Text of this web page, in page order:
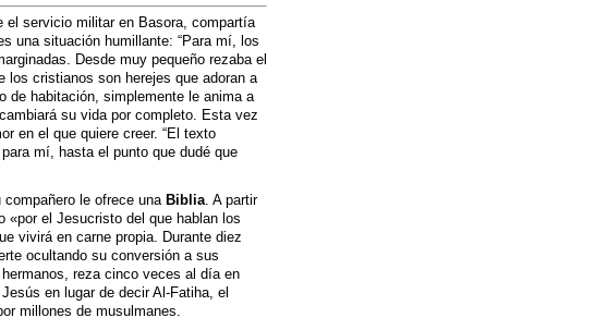
el servicio militar en Basora, compartía
una situación humillante: “Para mí, los
Desde muy pequeño rezaba el
los cristianos son herejes que adoran a
de habitación, simplemente le anima a
su vida por completo. Esta vez
en el que quiere creer. “El texto
mí, hasta el punto que dudé que
le ofrece una Biblia . A partir
«por el Jesucristo del que hablan los
vivirá en carne propia. Durante diez
ocultando su conversión a sus
reza cinco veces al día en
en lugar de decir Al-Fatiha, el
millones de musulmanes.